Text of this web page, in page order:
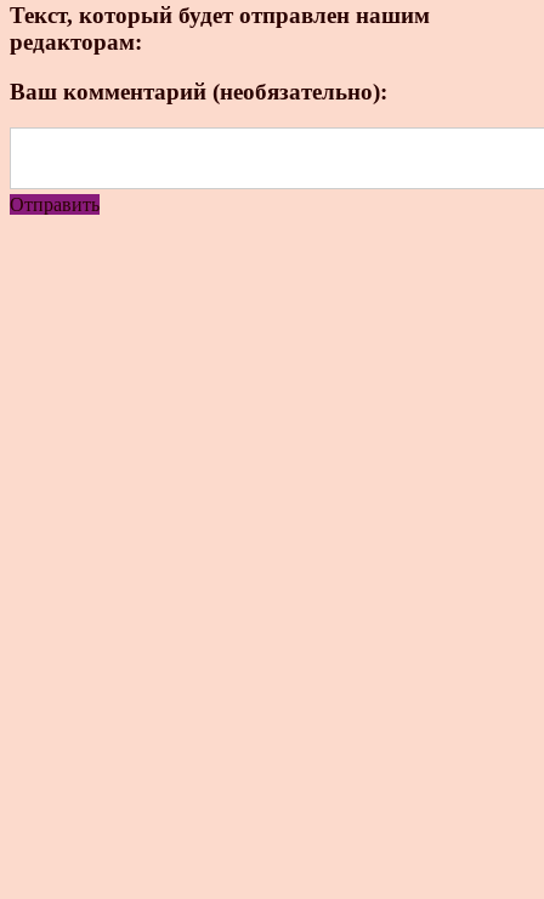
Текст, который будет отправлен нашим
редакторам:
Ваш комментарий (необязательно):
Отправить